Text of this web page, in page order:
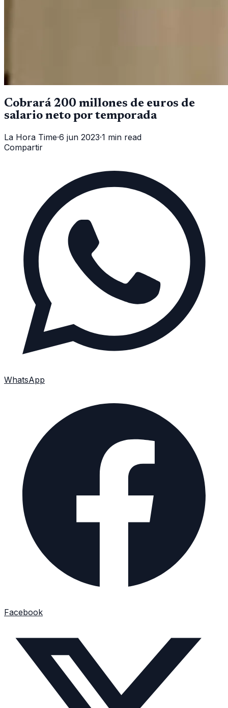
Cobrará 200 millones de euros de
salario neto por temporada
La Hora Time·6 jun 2023·1 min read
Compartir
WhatsApp
Facebook